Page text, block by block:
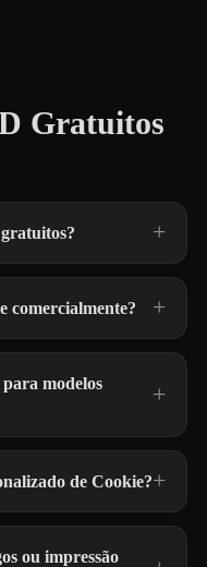
Gratuitos
comercialmente?
modelos
de Cookie?
ou impressão